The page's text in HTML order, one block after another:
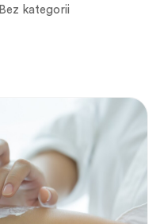
Bez kategorii